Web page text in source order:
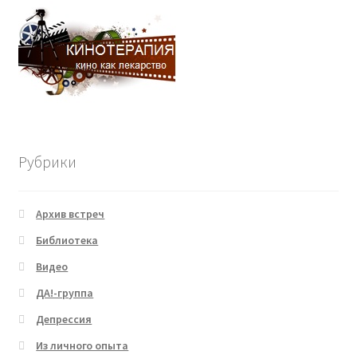
Рубрики
Архив встреч
Библиотека
Видео
ДА!-группа
Депрессия
Из личного опыта